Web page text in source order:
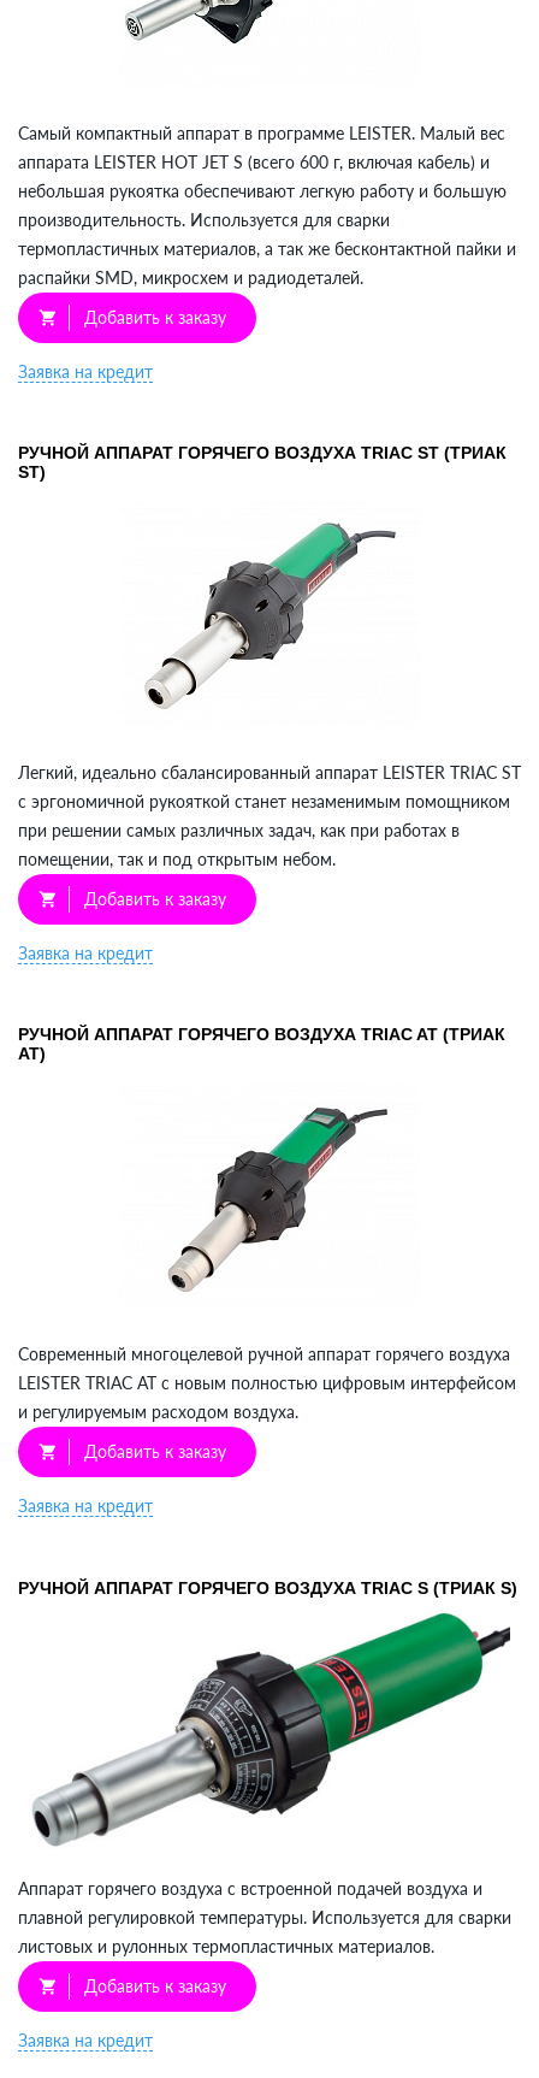
Самый компактный аппарат в программе LEISTER. Малый вес
аппарата LEISTER HOT JET S (всего 600 г, включая кабель) и
небольшая рукоятка обеспечивают легкую работу и большую
производительность. Используется для сварки
термопластичных материалов, а так же бесконтактной пайки и
распайки SMD, микросхем и радиодеталей.
shopping_cart Добавить к заказу
Заявка на кредит
РУЧНОЙ АППАРАТ ГОРЯЧЕГО ВОЗДУХА TRIAC ST (ТРИАК
ST)
Легкий, идеально сбалансированный аппарат LEISTER TRIAC ST
с эргономичной рукояткой станет незаменимым помощником
при решении самых различных задач, как при работах в
помещении, так и под открытым небом.
shopping_cart Добавить к заказу
Заявка на кредит
РУЧНОЙ АППАРАТ ГОРЯЧЕГО ВОЗДУХА TRIAC AT (ТРИАК
АТ)
Современный многоцелевой ручной аппарат горячего воздуха
LEISTER TRIAC AT с новым полностью цифровым интерфейсом
и регулируемым расходом воздуха.
shopping_cart Добавить к заказу
Заявка на кредит
РУЧНОЙ АППАРАТ ГОРЯЧЕГО ВОЗДУХА TRIAC S (ТРИАК S)
Аппарат горячего воздуха c встроенной подачей воздуха и
плавной регулировкой температуры. Используется для сварки
листовых и рулонных термопластичных материалов.
shopping_cart Добавить к заказу
Заявка на кредит